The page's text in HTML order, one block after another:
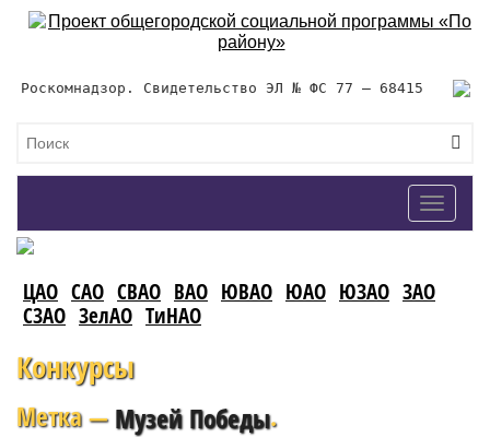
Роскомнадзор. Свидетельство ЭЛ № ФС 77 – 68415
Toggle
ЦАО САО СВАО ВАО ЮВАО ЮАО ЮЗАО ЗАО
СЗАО ЗелАО ТиНАО
Конкурсы
Метка —Музей Победы.